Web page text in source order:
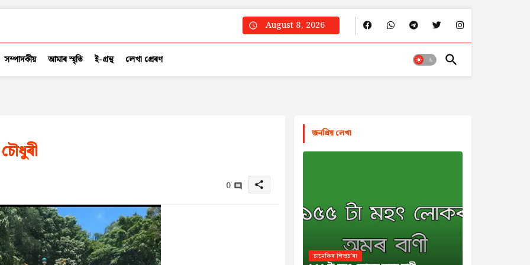
August 8, 2026
সম্পাদকীয় আমাৰ স্মৃতি ই-গ্ৰন্থ লেখা প্ৰেৰণ
0 share
জনপ্রিয় লেখা
চানেকিৰ শিশুচ'ৰা